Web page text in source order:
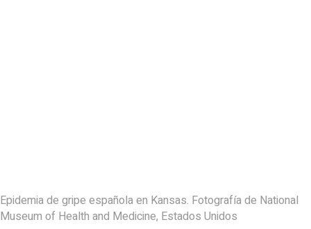
Epidemia de gripe española en Kansas. Fotografía de National
Museum of Health and Medicine, Estados Unidos